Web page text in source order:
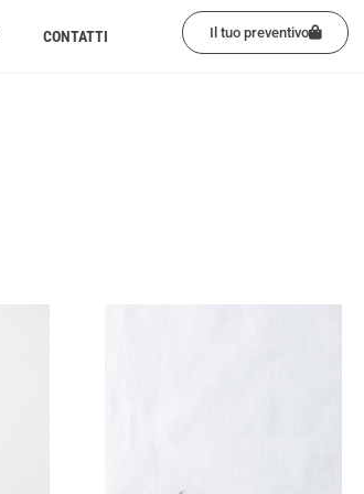
CONTATTI Il tuo preventivo